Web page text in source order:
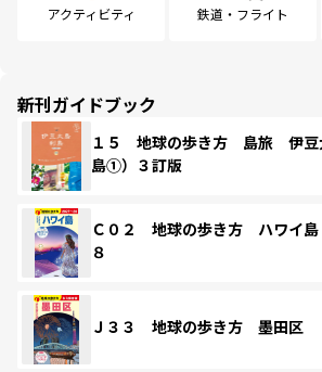
アクティビティ 鉄道・フライト
新刊ガイドブック
１５ 地球の歩き方 島旅 伊豆
島①）３訂版
Ｃ０２ 地球の歩き方 ハワイ
８
Ｊ３３ 地球の歩き方 墨田区